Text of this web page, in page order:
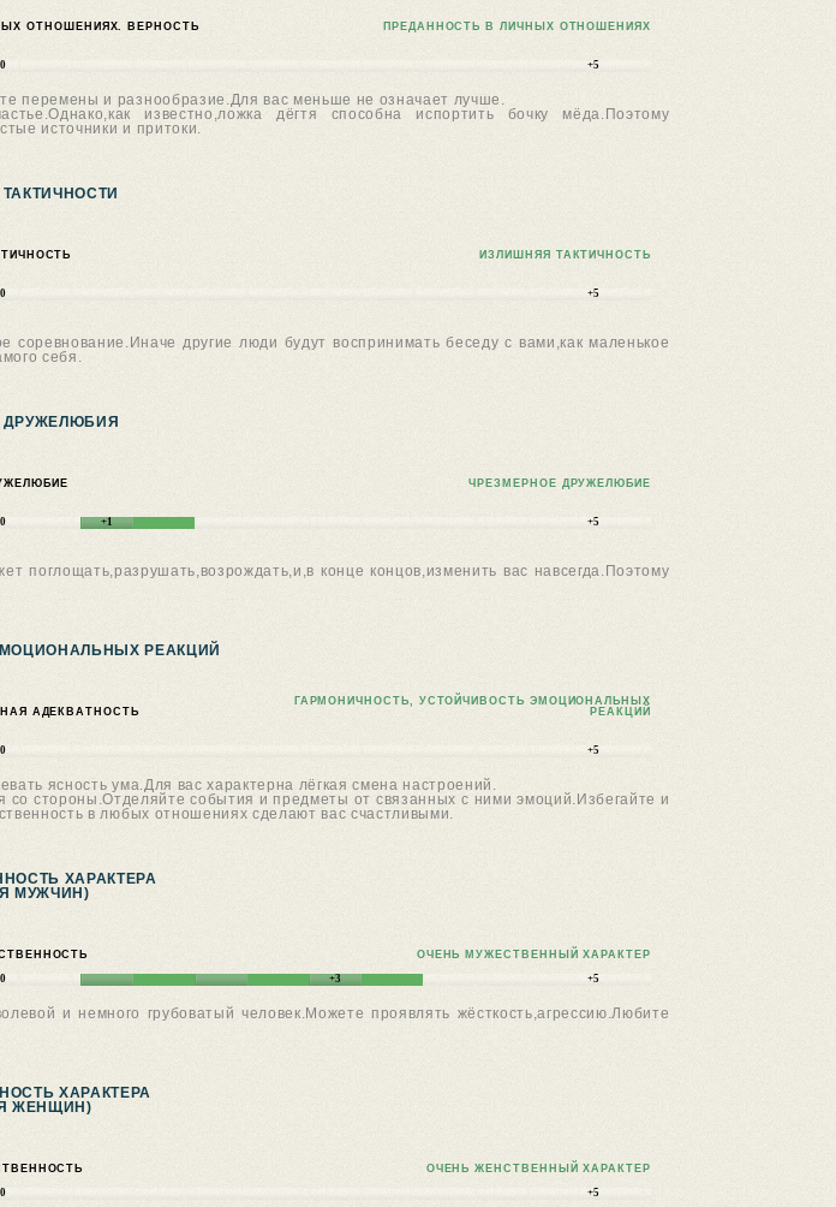
ОТНОШЕНИЯХ. ВЕРНОСТЬ ПРЕДАННОСТЬ В ЛИЧНЫХ ОТНОШЕНИЯХ
0 +5
перемены и разнообразие.Для вас меньше не означает лучше.
известно,ложка дёгтя способна испортить бочку мёда.Поэтому
источники и притоки.
ИЗЛИШНЯЯ ТАКТИЧНОСТЬ
0 +5
другие люди будут воспринимать беседу с вами,как маленькое
себя.
ДРУЖЕЛЮБИЯ
ЧРЕЗМЕРНОЕ ДРУЖЕЛЮБИЕ
0 +1 +5
поглощать,разрушать,возрождать,и,в конце концов,изменить вас навсегда.Поэтому
РЕАКЦИЙ
АДЕКВАТНОСТЬ
ГАРМОНИЧНОСТЬ, УСТОЙЧИВОСТЬ ЭМОЦИОНАЛЬНЫХ
РЕАКЦИЙ
0 +5
ясность ума.Для вас характерна лёгкая смена настроений.
стороны.Отделяйте события и предметы от связанных с ними эмоций.Избегайте и
в любых отношениях сделают вас счастливыми.
ХАРАКТЕРА
МУЖЧИН)
ОЧЕНЬ МУЖЕСТВЕННЫЙ ХАРАКТЕР
0 +3 +5
и немного грубоватый человек.Можете проявлять жёсткость,агрессию.Любите
ХАРАКТЕРА
ЖЕНЩИН)
ОЧЕНЬ ЖЕНСТВЕННЫЙ ХАРАКТЕР
0 +5